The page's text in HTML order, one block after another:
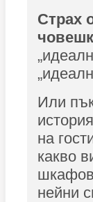
Страх
Или
на
какво
нейни